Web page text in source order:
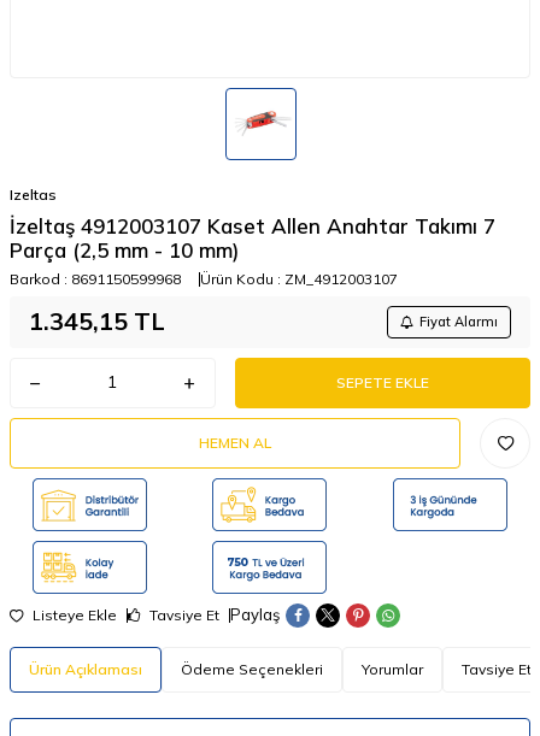
Izeltas
İzeltaş 4912003107 Kaset Allen Anahtar Takımı 7
Parça (2,5 mm - 10 mm)
Barkod : 8691150599968 Ürün Kodu : ZM_4912003107
1.345,15 TL Fiyat Alarmı
SEPETE EKLE
HEMEN AL
Listeye Ekle Tavsiye Et Paylaş
Ürün Açıklaması Ödeme Seçenekleri Yorumlar Tavsiye Et